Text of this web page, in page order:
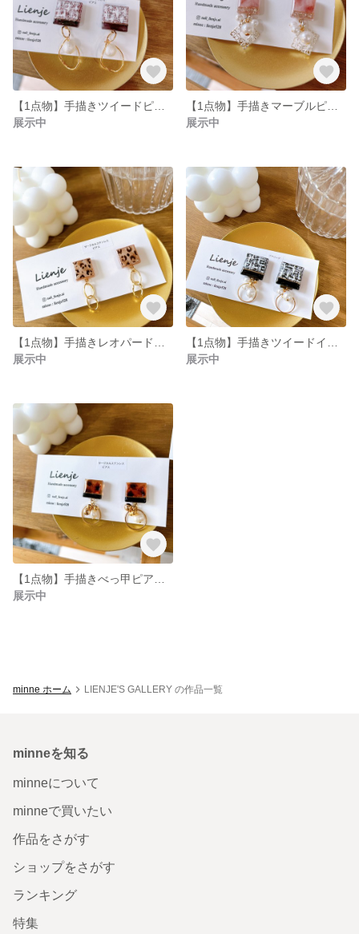
展示中
展示中
展示中
展示中
展示中
minne ホーム LIENJE'S GALLERY の作品一覧
minneを知る
minneについて
minneで買いたい
作品をさがす
ショップをさがす
ランキング
特集